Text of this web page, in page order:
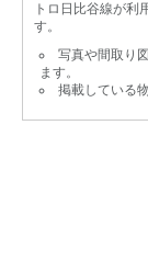
トロ日比谷線が利
す。
写真や間取り
ます。
掲載している